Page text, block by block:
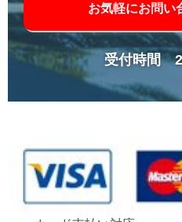
お気軽にお問い
受付時間